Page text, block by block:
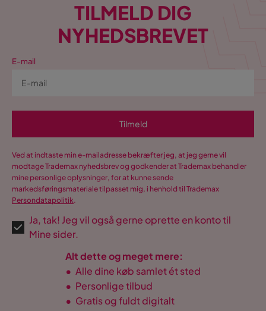
TILMELD DIG
NYHEDSBREVET
E-mail
Tilmeld
Ved at indtaste min e-mailadresse bekræfter jeg, at jeg gerne vil
modtage Trademax nyhedsbrev og godkender at Trademax behandler
mine personlige oplysninger, for at kunne sende
markedsføringsmateriale tilpasset mig, i henhold til Trademax
Persondatapolitik.
Ja, tak! Jeg vil også gerne oprette en konto til
Mine sider.
Alt dette og meget mere:
• Alle dine køb samlet ét sted
• Personlige tilbud
• Gratis og fuldt digitalt